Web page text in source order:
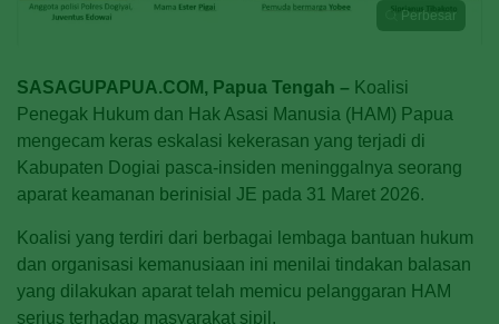
Perbesar
SASAGUPAPUA.COM, Papua Tengah – Koalisi
Penegak Hukum dan Hak Asasi Manusia (HAM) Papua
mengecam keras eskalasi kekerasan yang terjadi di
Kabupaten Dogiai pasca-insiden meninggalnya seorang
aparat keamanan berinisial JE pada 31 Maret 2026.
Koalisi yang terdiri dari berbagai lembaga bantuan hukum
dan organisasi kemanusiaan ini menilai tindakan balasan
yang dilakukan aparat telah memicu pelanggaran HAM
serius terhadap masyarakat sipil.